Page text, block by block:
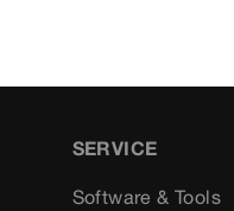
SERVICE
Software & Tools